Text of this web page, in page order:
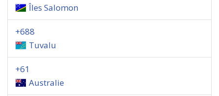
Îles Salomon
+688
Tuvalu
+61
Australie